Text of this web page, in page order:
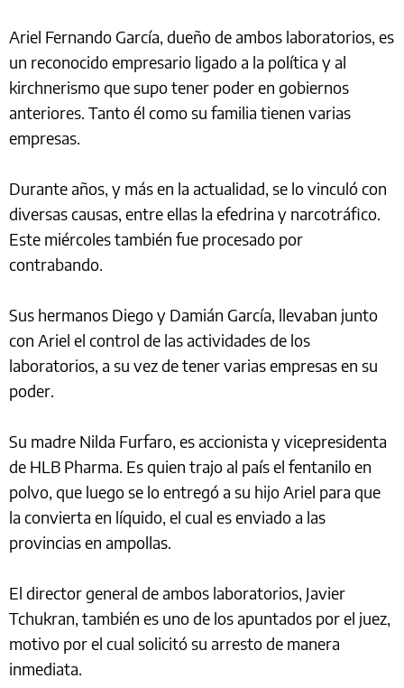
Ariel Fernando García, dueño de ambos laboratorios, es
un reconocido empresario ligado a la política y al
kirchnerismo que supo tener poder en gobiernos
anteriores. Tanto él como su familia tienen varias
empresas.
Durante años, y más en la actualidad, se lo vinculó con
diversas causas, entre ellas la efedrina y narcotráfico.
Este miércoles también fue procesado por
contrabando.
Sus hermanos Diego y Damián García, llevaban junto
con Ariel el control de las actividades de los
laboratorios, a su vez de tener varias empresas en su
poder.
Su madre Nilda Furfaro, es accionista y vicepresidenta
de HLB Pharma. Es quien trajo al país el fentanilo en
polvo, que luego se lo entregó a su hijo Ariel para que
la convierta en líquido, el cual es enviado a las
provincias en ampollas.
El director general de ambos laboratorios, Javier
Tchukran, también es uno de los apuntados por el juez,
motivo por el cual solicitó su arresto de manera
inmediata.